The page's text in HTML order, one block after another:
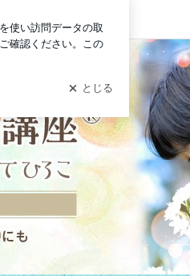
生からの脱出！もっと自由